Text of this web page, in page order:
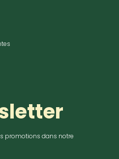
promotions dans notre